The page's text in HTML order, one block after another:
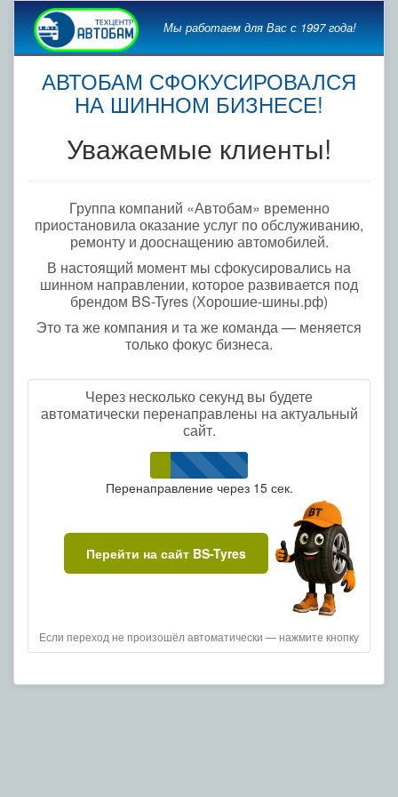
Мы работаем для Вас с 1997 года!
АВТОБАМ СФОКУСИРОВАЛСЯ
НА ШИННОМ БИЗНЕСЕ!
Уважаемые клиенты!
Группа компаний «Автобам» временно
приостановила оказание услуг по обслуживанию,
ремонту и дооснащению автомобилей.
В настоящий момент мы сфокусировались на
шинном направлении, которое развивается под
брендом BS-Tyres (Хорошие-шины.рф)
Это та же компания и та же команда — меняется
только фокус бизнеса.
Через несколько секунд вы будете
автоматически перенаправлены на актуальный
сайт.
Перенаправление через 15сек.
Перейти на сайт BS-Tyres
Если переход не произошёл автоматически — нажмите кнопку